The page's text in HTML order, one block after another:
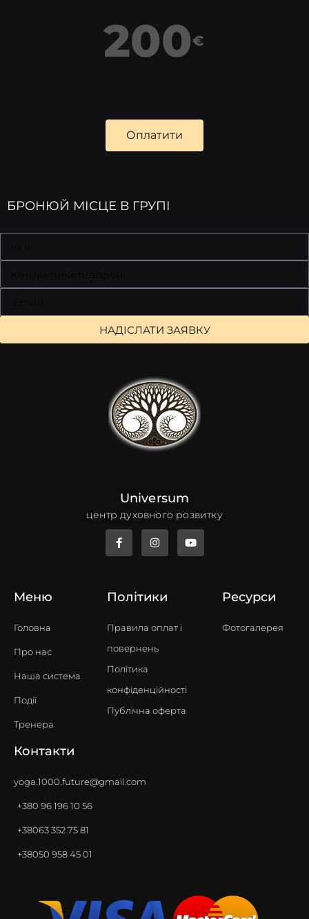
200€
Оплатити
БРОНЮЙ МІСЦЕ В ГРУПІ
НАДІСЛАТИ ЗАЯВКУ
Universum
центр духовного розвитку
Меню
Головна
Про нас
Наша система
Події
Тренера
Політики
Правила оплат i
повернень
Політика
конфіденційності
Публічна оферта
Ресурси
Фотогалерея
Контакти
yoga.1000.future@gmail.com
+380 96 196 10 56
+38063 352 75 81
+38050 958 45 01